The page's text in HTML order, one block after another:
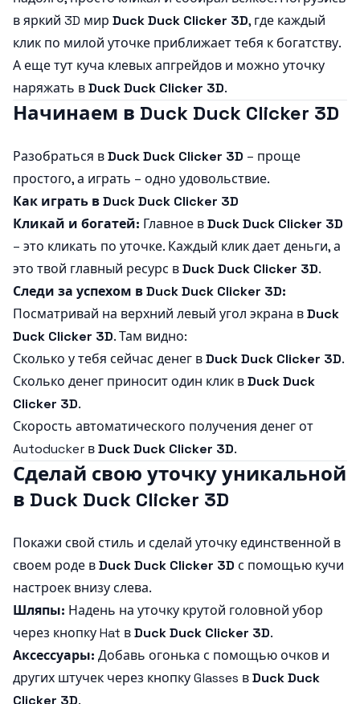
в яркий 3D мир Duck Duck Clicker 3D, где каждый
клик по милой уточке приближает тебя к богатству.
А еще тут куча клевых апгрейдов и можно уточку
наряжать вDuck Duck Clicker 3D.
Начинаем в Duck Duck Clicker 3D
Разобраться вDuck Duck Clicker 3D – проще
простого, а играть – одно удовольствие.
Как играть в Duck Duck Clicker 3D
Кликай и богатей: Главное вDuck Duck Clicker 3D
– это кликать по уточке. Каждый клик дает деньги, а
это твой главный ресурс вDuck Duck Clicker 3D.
Следи за успехом в Duck Duck Clicker 3D:
Посматривай на верхний левый угол экрана вDuck
Duck Clicker 3D. Там видно:
Сколько у тебя сейчас денег вDuck Duck Clicker 3D.
Сколько денег приносит один клик вDuck Duck
Clicker 3D.
Скорость автоматического получения денег от
Autoducker вDuck Duck Clicker 3D.
Сделай свою уточку уникальной
в Duck Duck Clicker 3D
Покажи свой стиль и сделай уточку единственной в
своем роде вDuck Duck Clicker 3D с помощью кучи
настроек внизу слева.
Шляпы: Надень на уточку крутой головной убор
через кнопку Hat вDuck Duck Clicker 3D.
Аксессуары: Добавь огонька с помощью очков и
других штучек через кнопку Glasses вDuck Duck
Clicker 3D.